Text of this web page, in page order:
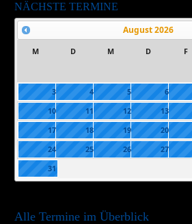
NÄCHSTE TERMINE
August2026
M D M D F
3
4 5 6
10
11 12 13
17
18 19 20
24
25 26 27
31
Alle Termine im Überblick